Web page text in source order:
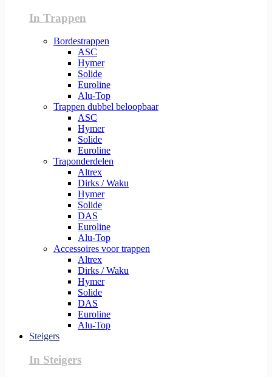
In Trappen
Bordestrappen
ASC
Hymer
Solide
Euroline
Alu-Top
Trappen dubbel beloopbaar
ASC
Hymer
Solide
Euroline
Traponderdelen
Altrex
Dirks / Waku
Hymer
Solide
DAS
Euroline
Alu-Top
Accessoires voor trappen
Altrex
Dirks / Waku
Hymer
Solide
DAS
Euroline
Alu-Top
Steigers
In Steigers